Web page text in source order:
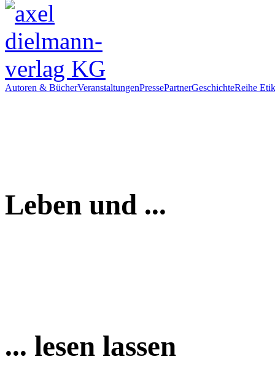
Autoren & BücherVeranstaltungenPressePartnerGeschichteReihe
Leben und ...
... lesen lassen